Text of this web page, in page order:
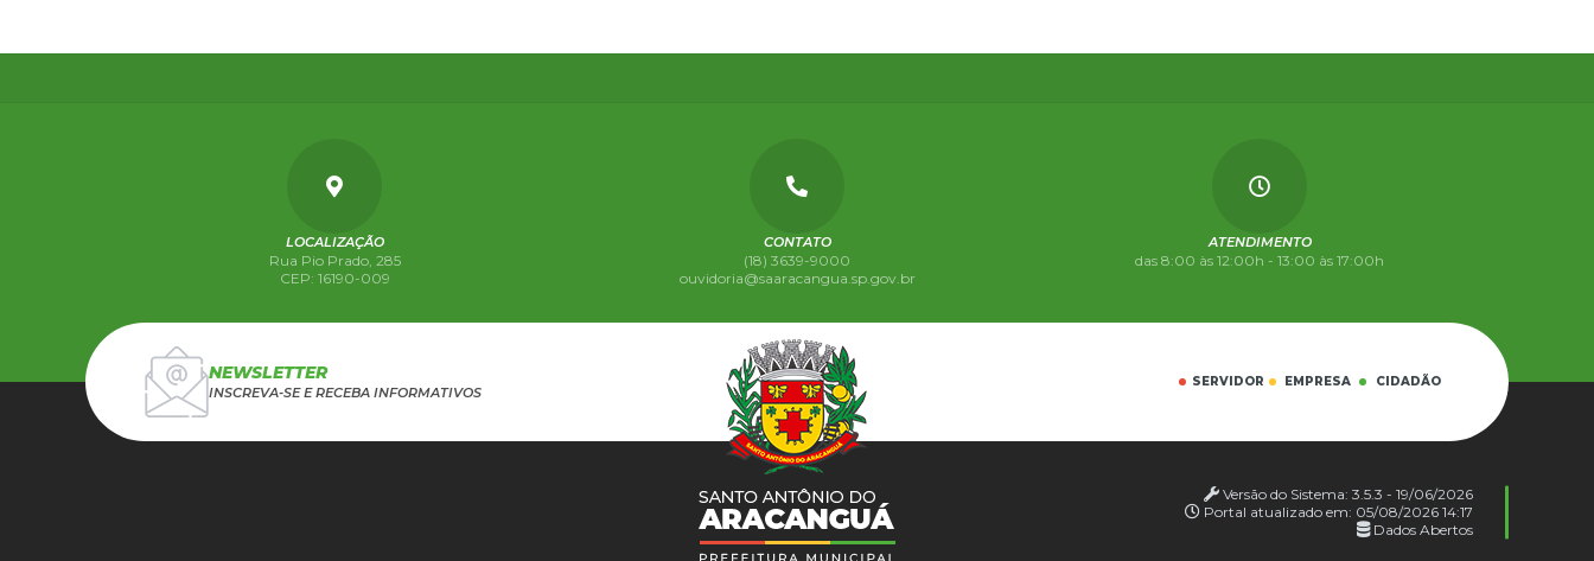
LOCALIZAÇÃO
Rua Pio Prado, 285
CEP: 16190-009
CONTATO
(18) 3639-9000
ouvidoria@saaracangua.sp.gov.br
ATENDIMENTO
das 8:00 às 12:00h - 13:00 às 17:00h
NEWSLETTER
INSCREVA-SE E RECEBA INFORMATIVOS
SERVIDOR EMPRESA CIDADÃO
Versão do Sistema: 3.5.3 - 19/06/2026
Portal atualizado em: 05/08/2026 14:17
Dados Abertos